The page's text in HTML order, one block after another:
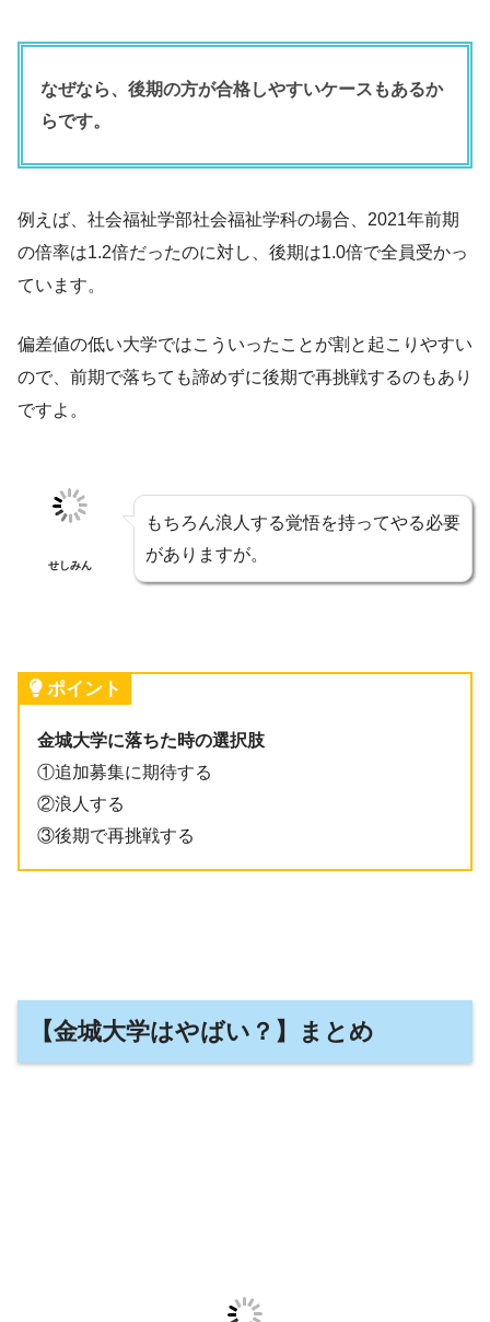
なぜなら、後期の方が合格しやすいケースもあるか
らです。
例えば、社会福祉学部社会福祉学科の場合、2021年前期
の倍率は1.2倍だったのに対し、後期は1.0倍で全員受かっ
ています。
偏差値の低い大学ではこういったことが割と起こりやすい
ので、前期で落ちても諦めずに後期で再挑戦するのもあり
ですよ。
せしみん
もちろん浪人する覚悟を持ってやる必要
がありますが。
ポイント
金城大学に落ちた時の選択肢
①追加募集に期待する
②浪人する
③後期で再挑戦する
【金城大学はやばい？】まとめ